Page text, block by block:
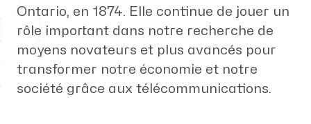
Ontario, en 1874. Elle continue de jouer un
rôle important dans notre recherche de
moyens novateurs et plus avancés pour
transformer notre économie et notre
société grâce aux télécommunications.